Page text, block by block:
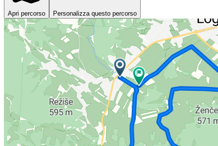
Apri percorso Personalizza questo percorso